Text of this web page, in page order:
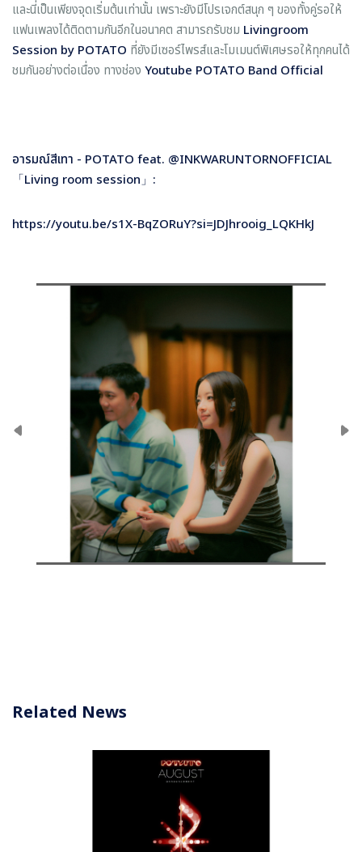
และนี่เป็นเพียงจุดเริ่มต้นเท่านั้น เพราะยังมีโปรเจกต์สนุก ๆ ของทั้งคู่รอให้
แฟนเพลงได้ติดตามกันอีกในอนาคต สามารถรับชม Livingroom
Session by POTATO ที่ยังมีเซอร์ไพรส์และโมเมนต์พิเศษรอให้ทุกคนได้
ชมกันอย่างต่อเนื่อง ทางช่อง Youtube POTATO Band Official
อารมณ์สีเทา - POTATO feat. @INKWARUNTORNOFFICIAL
「Living room session」 :
https://youtu.be/s1X-BqZORuY?si=JDJhrooig_LQKHkJ
Related News